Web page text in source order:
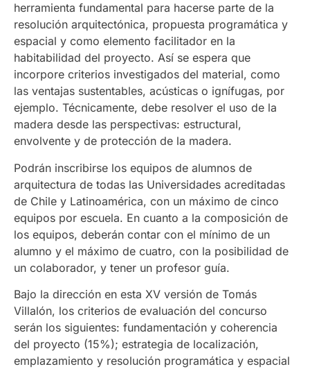
herramienta fundamental para hacerse parte de la
resolución arquitectónica, propuesta programática y
espacial y como elemento facilitador en la
habitabilidad del proyecto. Así se espera que
incorpore criterios investigados del material, como
las ventajas sustentables, acústicas o ignífugas, por
ejemplo. Técnicamente, debe resolver el uso de la
madera desde las perspectivas: estructural,
envolvente y de protección de la madera.
Podrán inscribirse los equipos de alumnos de
arquitectura de todas las Universidades acreditadas
de Chile y Latinoamérica, con un máximo de cinco
equipos por escuela. En cuanto a la composición de
los equipos, deberán contar con el mínimo de un
alumno y el máximo de cuatro, con la posibilidad de
un colaborador, y tener un profesor guía.
Bajo la dirección en esta XV versión de Tomás
Villalón, los criterios de evaluación del concurso
serán los siguientes: fundamentación y coherencia
del proyecto (15%); estrategia de localización,
emplazamiento y resolución programática y espacial